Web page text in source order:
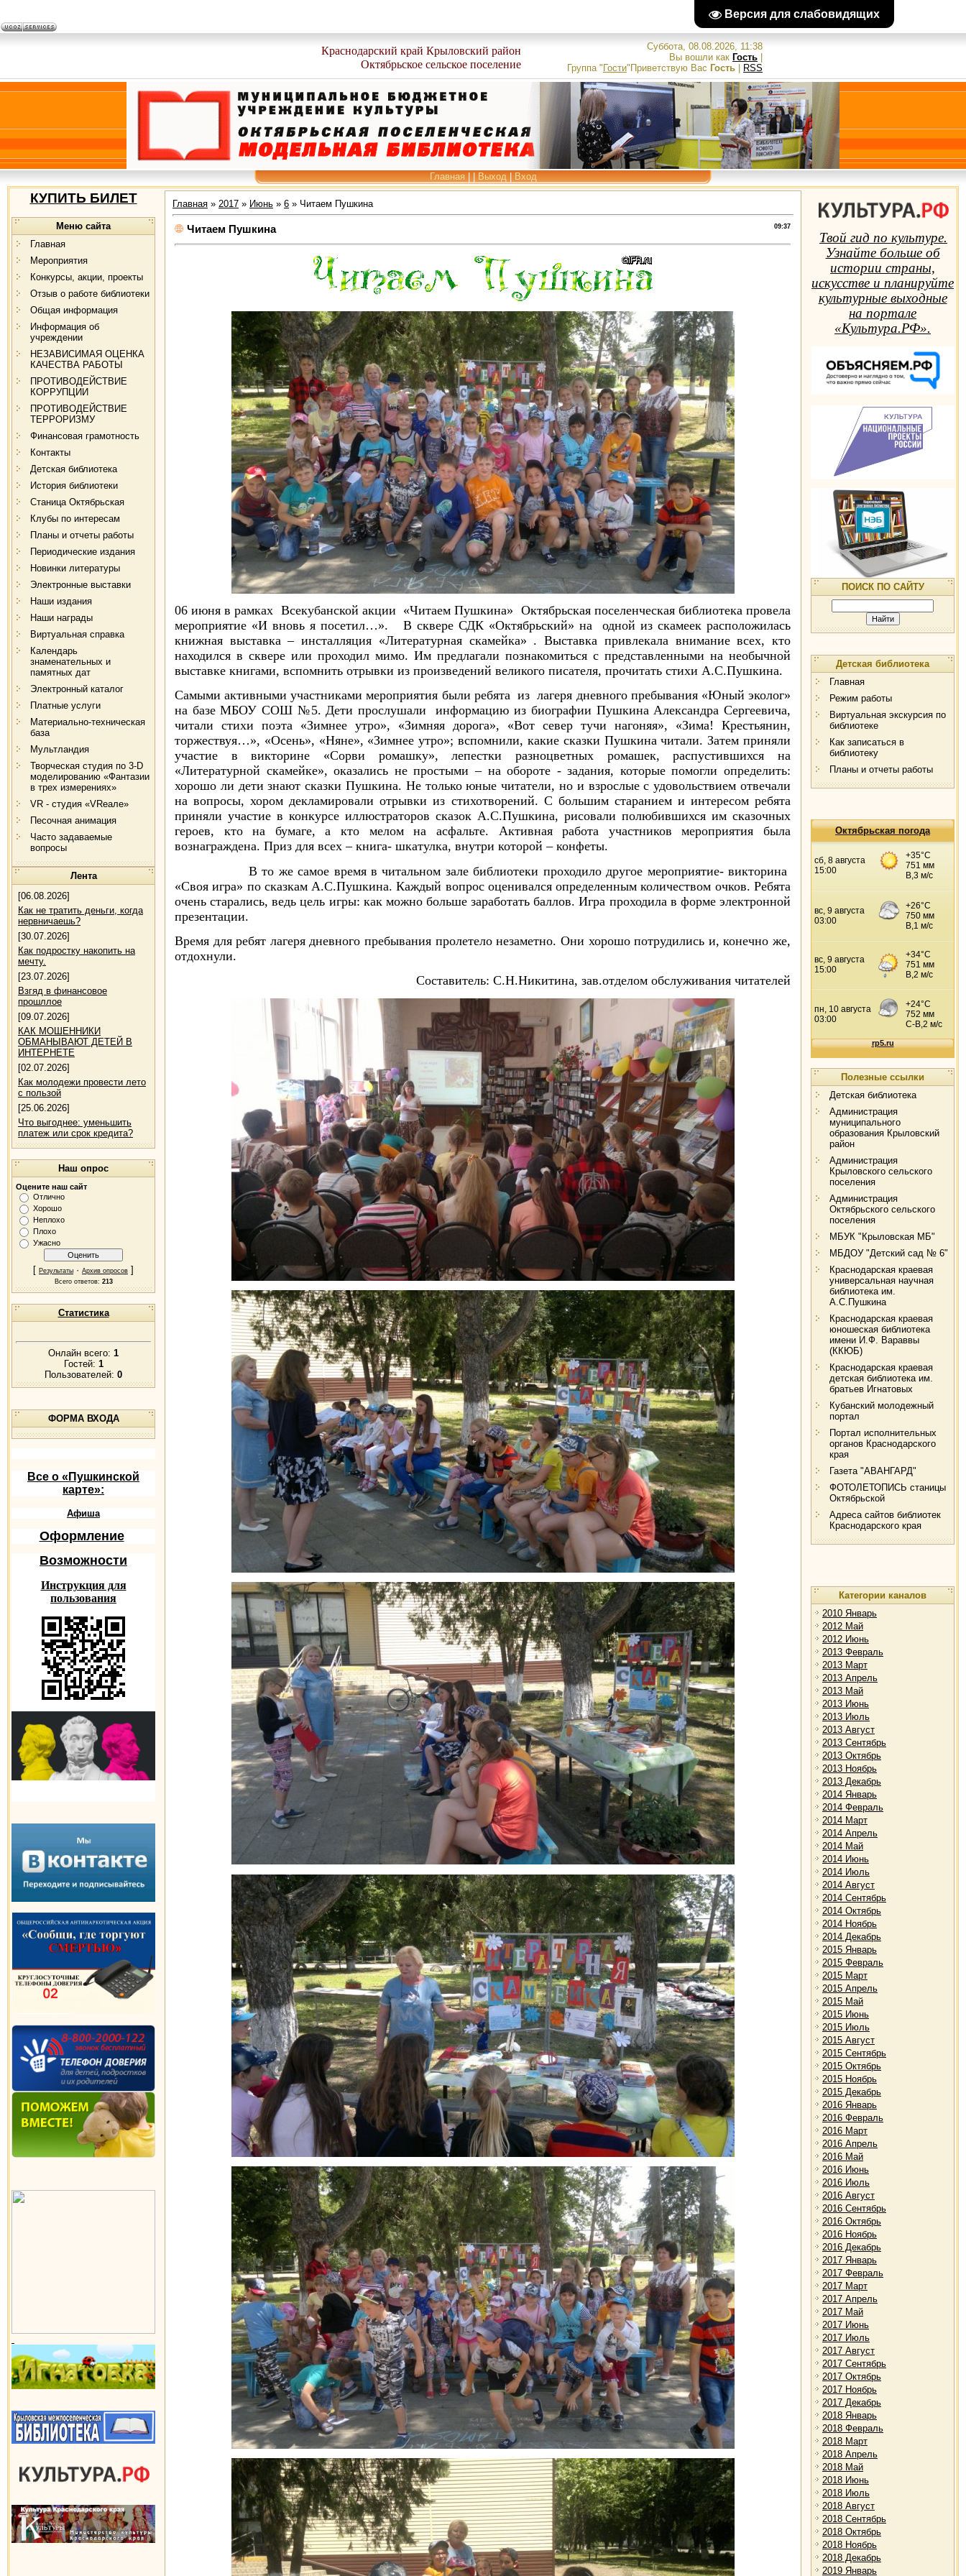
Версия для слабовидящих
Краснодарский край Крыловский район
Октябрьское сельское поселение
Суббота, 08.08.2026, 11:38
Вы вошли как Гость
Группа" Гости" Приветствую Вас Гость RSS
Главная||Выход|Вход
КУПИТЬ БИЛЕТ
Меню сайта
Главная
Мероприятия
Конкурсы, акции, проекты
Отзыв о работе библиотеки
Общая информация
Информация об
учреждении
НЕЗАВИСИМАЯ ОЦЕНКА
КАЧЕСТВА РАБОТЫ
ПРОТИВОДЕЙСТВИЕ
КОРРУПЦИИ
ПРОТИВОДЕЙСТВИЕ
ТЕРРОРИЗМУ
Финансовая грамотность
Контакты
Детская библиотека
История библиотеки
Станица Октябрьская
Клубы по интересам
Планы и отчеты работы
Периодические издания
Новинки литературы
Электронные выставки
Наши издания
Наши награды
Виртуальная справка
Календарь
знаменательных и
памятных дат
Электронный каталог
Платные услуги
Материально-техническая
база
Мультландия
Творческая студия по 3-D
моделированию «Фантазии
в трех измерениях»
VR - студия «VRеале»
Песочная анимация
Часто задаваемые
вопросы
Лента
[06.08.2026]
Как не тратить деньги, когда
нервничаешь?
[30.07.2026]
Как подростку накопить на
мечту.
[23.07.2026]
Взгяд в финансовое
прошллое
[09.07.2026]
КАК МОШЕННИКИ
ОБМАНЫВАЮТ ДЕТЕЙ В
ИНТЕРНЕТЕ
[02.07.2026]
Как молодежи провести лето
с пользой
[25.06.2026]
Что выгоднее: уменьшить
платеж или срок кредита?
Наш опрос
Оцените наш сайт
Отлично
Хорошо
Неплохо
Плохо
Ужасно
[ Результаты · Архив опросов ]
Всего ответов: 213
Статистика
Онлайн всего: 1
Гостей: 1
Пользователей: 0
ФОРМА ВХОДА
Все о «Пушкинской
карте»:
Афиша
Оформление
Возможности
Инструкция для
пользования
Главная » 2017 » Июнь » 6 » Читаем Пушкина
09:37
Читаем Пушкина
06 июня в рамках Всекубанской акции «Читаем Пушкина» Октябрьская поселенческая библиотека провела
мероприятие «И вновь я посетил…». В сквере СДК «Октябрьский» на одной из скамеек расположилась
книжная выставка – инсталляция «Литературная скамейка» . Выставка привлекала внимание всех, кто
находился в сквере или проходил мимо. Им предлагали познакомиться с представленными на необычной
выставке книгами, вспомнить отрывки из произведений великого писателя, прочитать стихи А.С.Пушкина.
Самыми активными участниками мероприятия были ребята из лагеря дневного пребывания «Юный эколог»
на базе МБОУ СОШ №5. Дети прослушали информацию из биографии Пушкина Александра Сергеевича,
читали стихи поэта «Зимнее утро», «Зимняя дорога», «Вот север тучи нагоняя», «Зима! Крестьянин,
торжествуя…», «Осень», «Няне», «Зимнее утро»; вспомнили, какие сказки Пушкина читали. Затем приняли
участие в викторине «Сорви ромашку», лепестки разноцветных ромашек, распустившихся на
«Литературной скамейке», оказались не простыми – на обороте - задания, которые помогли определить:
хорошо ли дети знают сказки Пушкина. Не только юные читатели, но и взрослые с удовольствием отвечали
на вопросы, хором декламировали отрывки из стихотворений. С большим старанием и интересом ребята
приняли участие в конкурсе иллюстраторов сказок А.С.Пушкина, рисовали полюбившихся им сказочных
героев, кто на бумаге, а кто мелом на асфальте. Активная работа участников мероприятия была
вознаграждена. Приз для всех – книга- шкатулка, внутри которой – конфеты.
В то же самое время в читальном зале библиотеки проходило другое мероприятие- викторина
«Своя игра» по сказкам А.С.Пушкина. Каждый вопрос оценивался определенным количеством очков. Ребята
очень старались, ведь цель игры: как можно больше заработать баллов. Игра проходила в форме электронной
презентации.
Время для ребят лагеря дневного пребывания пролетело незаметно. Они хорошо потрудились и, конечно же,
отдохнули.
Составитель: С.Н.Никитина, зав.отделом обслуживания читателей
Твой гид по культуре.
Узнайте больше об
истории страны,
искусстве и планируйте
культурные выходные
на портале
«Культура.РФ».
ПОИСК ПО САЙТУ
Детская библиотека
Главная
Режим работы
Виртуальная экскурсия по
библиотеке
Как записаться в
библиотеку
Планы и отчеты работы
Октябрьская погода
Полезные ссылки
Детская библиотека
Администрация
муниципального
образования Крыловский
район
Администрация
Крыловского сельского
поселения
Администрация
Октябрьского сельского
поселения
МБУК "Крыловская МБ"
МБДОУ "Детский сад № 6"
Краснодарская краевая
универсальная научная
библиотека им.
А.С.Пушкина
Краснодарская краевая
юношеская библиотека
имени И.Ф. Вараввы
(ККЮБ)
Краснодарская краевая
детская библиотека им.
братьев Игнатовых
Кубанский молодежный
портал
Портал исполнительных
органов Краснодарского
края
Газета "АВАНГАРД"
ФОТОЛЕТОПИСЬ станицы
Октябрьской
Адреса сайтов библиотек
Краснодарского края
Категории каналов
2010 Январь
2012 Май
2012 Июнь
2013 Февраль
2013 Март
2013 Апрель
2013 Май
2013 Июнь
2013 Июль
2013 Август
2013 Сентябрь
2013 Октябрь
2013 Ноябрь
2013 Декабрь
2014 Январь
2014 Февраль
2014 Март
2014 Апрель
2014 Май
2014 Июнь
2014 Июль
2014 Август
2014 Сентябрь
2014 Октябрь
2014 Ноябрь
2014 Декабрь
2015 Январь
2015 Февраль
2015 Март
2015 Апрель
2015 Май
2015 Июнь
2015 Июль
2015 Август
2015 Сентябрь
2015 Октябрь
2015 Ноябрь
2015 Декабрь
2016 Январь
2016 Февраль
2016 Март
2016 Апрель
2016 Май
2016 Июнь
2016 Июль
2016 Август
2016 Сентябрь
2016 Октябрь
2016 Ноябрь
2016 Декабрь
2017 Январь
2017 Февраль
2017 Март
2017 Апрель
2017 Май
2017 Июнь
2017 Июль
2017 Август
2017 Сентябрь
2017 Октябрь
2017 Ноябрь
2017 Декабрь
2018 Январь
2018 Февраль
2018 Март
2018 Апрель
2018 Май
2018 Июнь
2018 Июль
2018 Август
2018 Сентябрь
2018 Октябрь
2018 Ноябрь
2018 Декабрь
2019 Январь